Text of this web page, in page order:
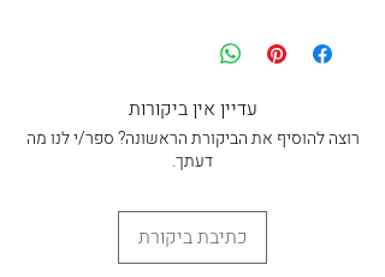
עדיין אין ביקורות
רוצה להוסיף את הביקורת הראשונה? ספר/י לנו מה
דעתך.
כתיבת ביקורת